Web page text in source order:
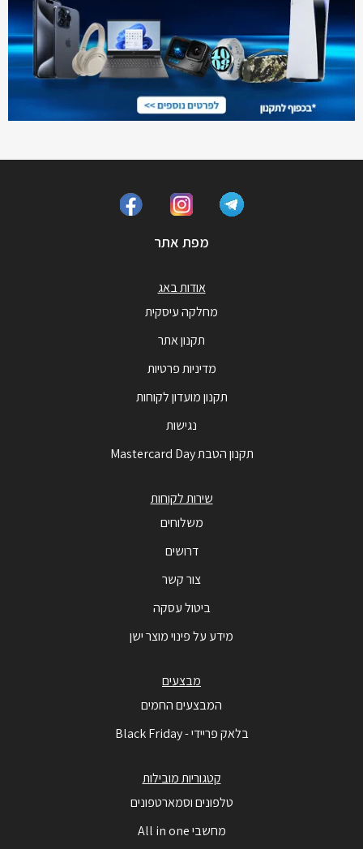
מפת אתר
אודות באג
מחלקה עיסקית
תקנון אתר
מדיניות פרטיות
תקנון מועדון לקוחות
נגישות
תקנון הטבת Mastercard Day
שירות לקוחות
משלוחים
דרושים
צור קשר
ביטול עסקה
מידע על פינוי מוצר ישן
מבצעים
המבצעים החמים
בלאק פריידי - Black Friday
קטגוריות מובילות
טלפונים וסמארטפונים
מחשבי All in one